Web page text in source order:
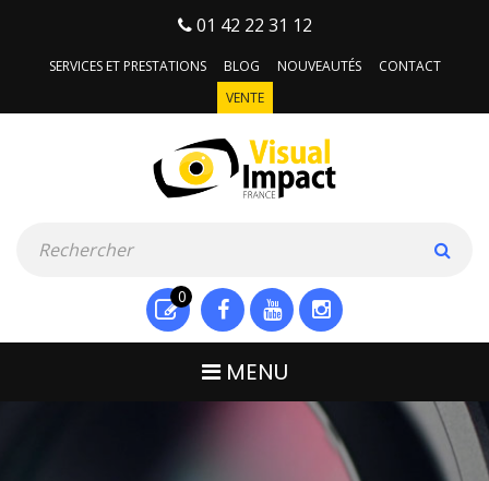
01 42 22 31 12
SERVICES ET PRESTATIONS BLOG NOUVEAUTÉS
CONTACT
VENTE
0
MENU